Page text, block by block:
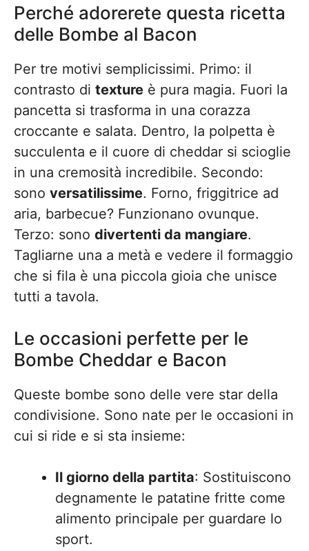
Perché adorerete questa ricetta
delle Bombe al Bacon
Per tre motivi semplicissimi. Primo: il
contrasto di texture è pura magia. Fuori la
pancetta si trasforma in una corazza
croccante e salata. Dentro, la polpetta è
succulenta e il cuore di cheddar si scioglie
in una cremosità incredibile. Secondo:
sono versatilissime. Forno, friggitrice ad
aria, barbecue? Funzionano ovunque.
Terzo: sono divertenti da mangiare.
Tagliarne una a metà e vedere il formaggio
che si fila è una piccola gioia che unisce
tutti a tavola.
Le occasioni perfette per le
Bombe Cheddar e Bacon
Queste bombe sono delle vere star della
condivisione. Sono nate per le occasioni in
cui si ride e si sta insieme:
Il giorno della partita: Sostituiscono
degnamente le patatine fritte come
alimento principale per guardare lo
sport.